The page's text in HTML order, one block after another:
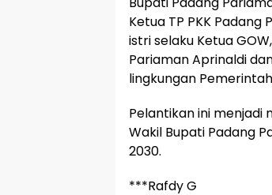
Ketua TP PKK
istri selaku Ketua
Pariaman Aprinaldi
lingkungan
Pelantikan ini
Wakil Bupati Padang
2030.
***Rafdy G